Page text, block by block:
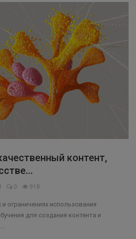
контент,
0 918
ограничениях использования
для создания контента и